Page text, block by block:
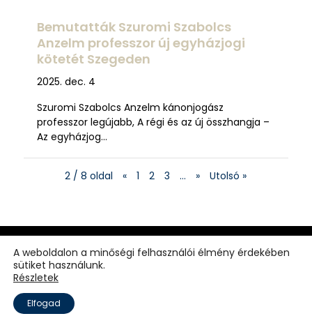
Bemutatták Szuromi Szabolcs
Anzelm professzor új egyházjogi
kötetét Szegeden
2025. dec. 4
Szuromi Szabolcs Anzelm kánonjogász
professzor legújabb, A régi és az új összhangja –
Az egyházjog…
2 / 8 oldal « 1 2 3 … » Utolsó »
Csornai Premontrei Apátság
9300 Csorna, Soproni út 65.
A weboldalon a minőségi felhasználói élmény érdekében
sütiket használunk.
Részletek
Elfogad